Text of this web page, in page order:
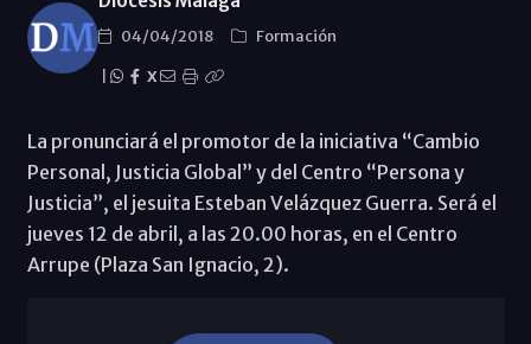
04/04/2018
Formación
X
La pronunciará el promotor de la iniciativa “Cambio
Personal, Justicia Global” y del Centro “Persona y
Justicia”, el jesuita Esteban Velázquez Guerra. Será el
jueves 12 de abril, a las 20.00 horas, en el Centro
Arrupe (Plaza San Ignacio, 2).